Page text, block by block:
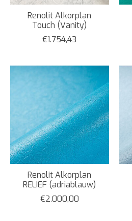
Renolit Alkorplan
Touch (Vanity)
€1.754,43
Renolit Alkorplan
RELIEF (adriablauw)
€2.000,00